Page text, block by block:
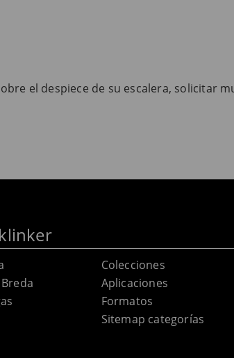
el despiece de su escalera, solicitar
Colecciones
Aplicaciones
Formatos
Sitemap categorías